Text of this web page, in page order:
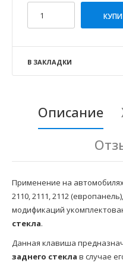
В ЗАКЛАДКИ
Описание
Применение на автомобилях
2110, 2111, 2112
модификаций
стекла.
Данная клавиша
заднего стекла в случае